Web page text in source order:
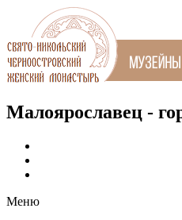
Малоярославец -
Меню